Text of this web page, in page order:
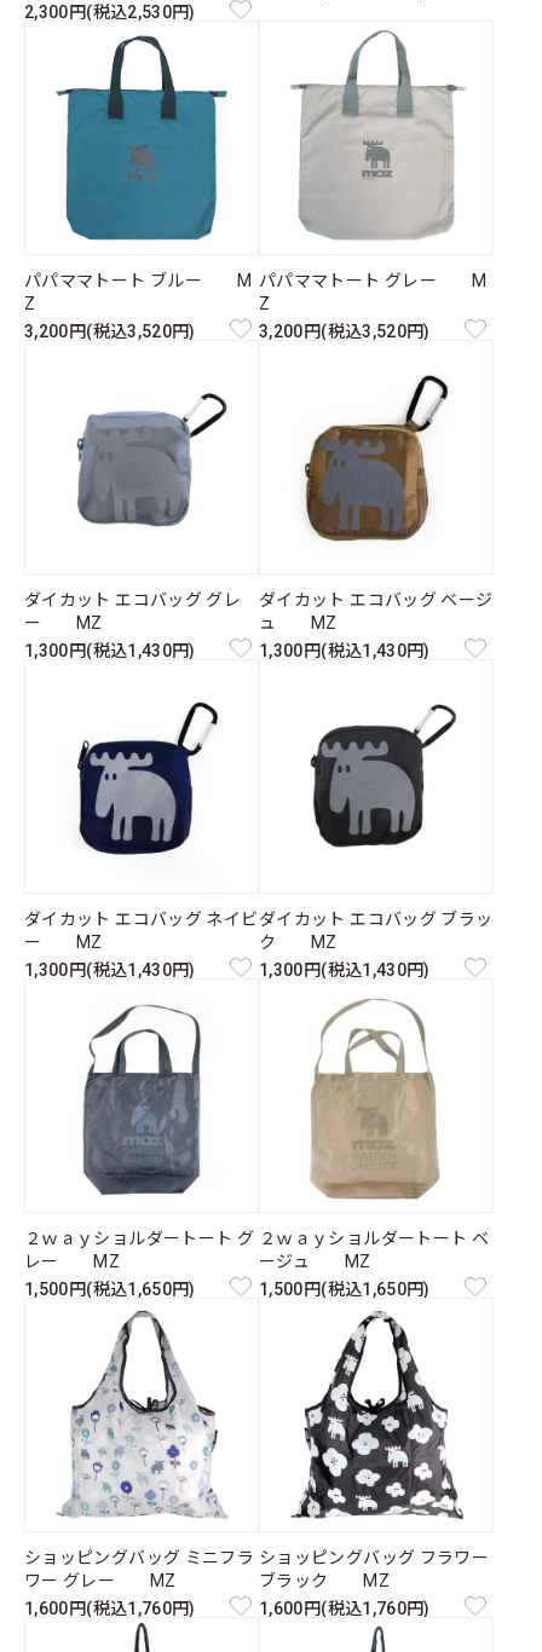
2,300円(税込2,530円)
パパママトート ブルー M
Z
3,200円(税込3,520円)
パパママトート グレー M
Z
3,200円(税込3,520円)
ダイカット エコバッグ グレ
ー MZ
1,300円(税込1,430円)
ダイカット エコバッグ ベージ
ュ MZ
1,300円(税込1,430円)
ダイカット エコバッグ ネイビ
ー MZ
1,300円(税込1,430円)
ダイカット エコバッグ ブラッ
ク MZ
1,300円(税込1,430円)
２ｗａｙショルダートート グ
レー MZ
1,500円(税込1,650円)
２ｗａｙショルダートート ベ
ージュ MZ
1,500円(税込1,650円)
ショッピングバッグ ミニフラ
ワー グレー MZ
1,600円(税込1,760円)
ショッピングバッグ フラワー
ブラック MZ
1,600円(税込1,760円)